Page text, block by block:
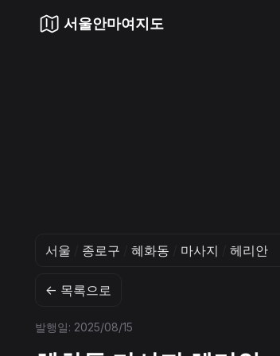
서울안마여지도
서울 종로구 혜화동 마사지 헤리안
← 목록으로
발행일: 2025/08/15